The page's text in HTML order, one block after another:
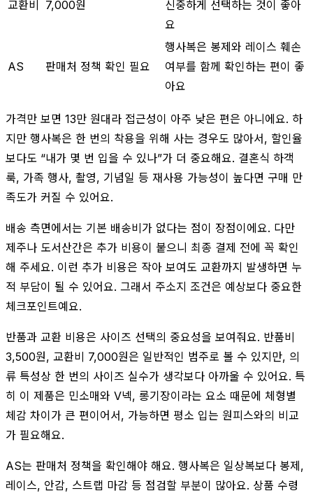
교환비 7,000원
신중하게 선택하는 것이 좋아
요
AS 판매처 정책 확인 필요
행사복은 봉제와 레이스 훼손
여부를 함께 확인하는 편이 좋
아요
가격만 보면 13만 원대라 접근성이 아주 낮은 편은 아니에요. 하
지만 행사복은 한 번의 착용을 위해 사는 경우도 많아서, 할인율
보다도 “내가 몇 번 입을 수 있나”가 더 중요해요. 결혼식 하객
룩, 가족 행사, 촬영, 기념일 등 재사용 가능성이 높다면 구매 만
족도가 커질 수 있어요.
배송 측면에서는 기본 배송비가 없다는 점이 장점이에요. 다만
제주나 도서산간은 추가 비용이 붙으니 최종 결제 전에 꼭 확인
해 주세요. 이런 추가 비용은 작아 보여도 교환까지 발생하면 누
적 부담이 될 수 있어요. 그래서 주소지 조건은 예상보다 중요한
체크포인트예요.
반품과 교환 비용은 사이즈 선택의 중요성을 보여줘요. 반품비
3,500원, 교환비 7,000원은 일반적인 범주로 볼 수 있지만, 의
류 특성상 한 번의 사이즈 실수가 생각보다 아까울 수 있어요. 특
히 이 제품은 민소매와 V넥, 롱기장이라는 요소 때문에 체형별
체감 차이가 큰 편이어서, 가능하면 평소 입는 원피스와의 비교
가 필요해요.
AS는 판매처 정책을 확인해야 해요. 행사복은 일상복보다 봉제,
레이스, 안감, 스트랩 마감 등 점검할 부분이 많아요. 상품 수령